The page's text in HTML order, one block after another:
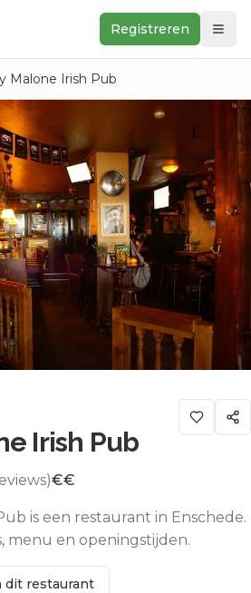
Registreren
Malone Irish Pub
Irish Pub
€€
is een restaurant in Enschede.
menu en openingstijden.
dit restaurant